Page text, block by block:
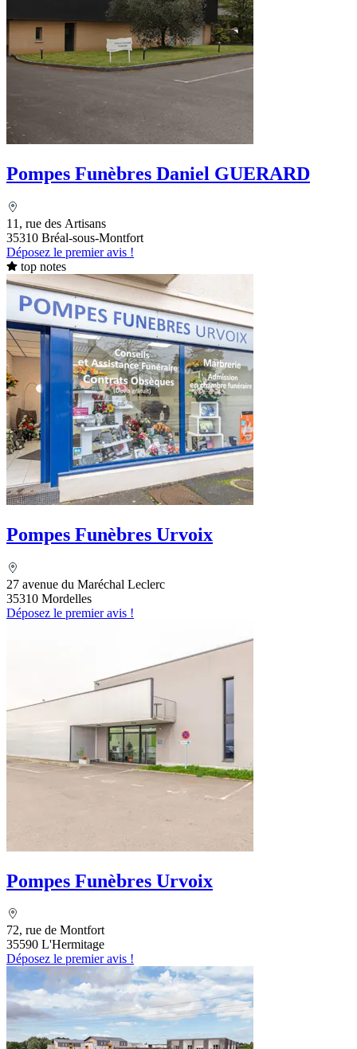
Pompes Funèbres Daniel GUERARD
11, rue des Artisans
35310 Bréal-sous-Montfort
Déposez le premier avis !
top notes
Pompes Funèbres Urvoix
27 avenue du Maréchal Leclerc
35310 Mordelles
Déposez le premier avis !
Pompes Funèbres Urvoix
72, rue de Montfort
35590 L'Hermitage
Déposez le premier avis !